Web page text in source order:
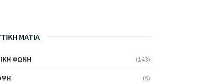
ΜΑΤΙΑ
ΦΩΝΉ (143)
(9)